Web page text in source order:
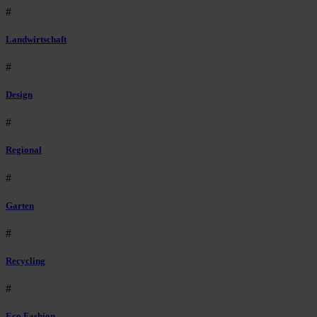
#
Landwirtschaft
#
Design
#
Regional
#
Garten
#
Recycling
#